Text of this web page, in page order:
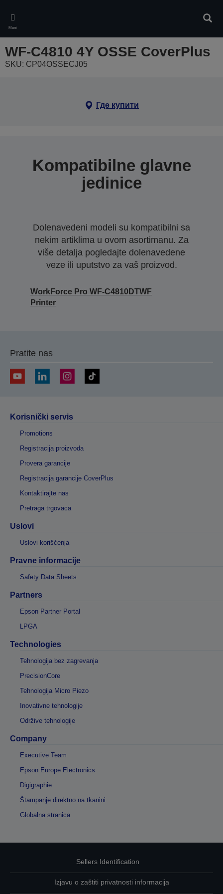
main
content
Meni
WF-C4810 4Y OSSE CoverPlus
SKU: CP04OSSECJ05
Где купити
Kompatibilne glavne
jedinice
Dolenavedeni modeli su kompatibilni sa
nekim artiklima u ovom asortimanu. Za
više detalja pogledajte dolenavedene
veze ili uputstvo za vaš proizvod.
WorkForce Pro WF-C4810DTWF
Printer
Pratite nas
Korisnički servis
Promotions
Registracija proizvoda
Provera garancije
Registracija garancije CoverPlus
Kontaktirajte nas
Pretraga trgovaca
Uslovi
Uslovi korišćenja
Pravne informacije
Safety Data Sheets
Partners
Epson Partner Portal
LPGA
Technologies
Tehnologija bez zagrevanja
PrecisionCore
Tehnologija Micro Piezo
Inovativne tehnologije
Održive tehnologije
Company
Executive Team
Epson Europe Electronics
Digigraphie
Štampanje direktno na tkanini
Globalna stranica
Sellers Identification
Izjavu o zaštiti privatnosti informacija